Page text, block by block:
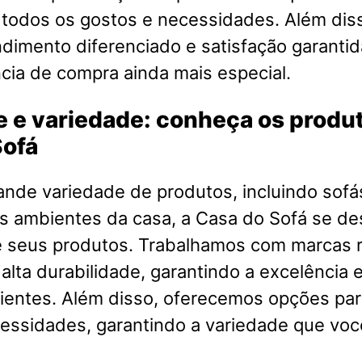
os gostos e necessidades. Além
diferenciado e satisfação
de compra ainda mais especial.
e variedade: conheça os
variedade de produtos, incluindo
ambientes da casa, a Casa do Sofá se
seus produtos. Trabalhamos com marcas
durabilidade, garantindo a excelência
Além disso, oferecemos opções
garantindo a variedade que